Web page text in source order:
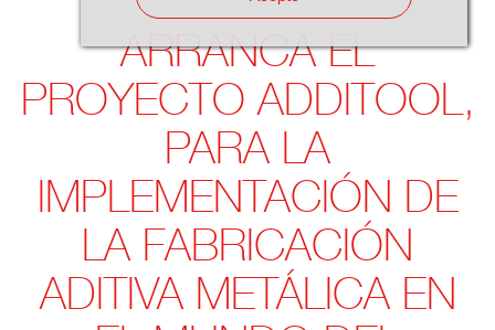
ARRANCA EL
PROYECTO ADDITOOL,
PARA LA
IMPLEMENTACIÓN DE
LA FABRICACIÓN
ADITIVA METÁLICA EN